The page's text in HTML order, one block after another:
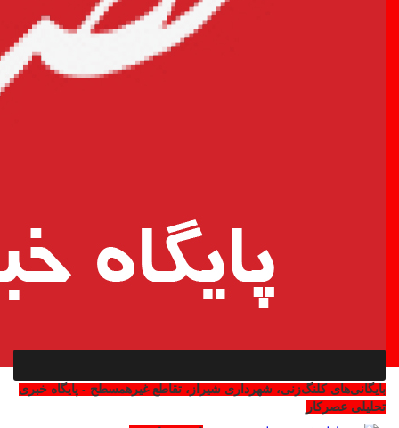
بایگانی‌های کلنگ‌زنی، شهرداری شیراز، تقاطع غیرهمسطح - پایگاه خبری
تحلیلی عصرکار